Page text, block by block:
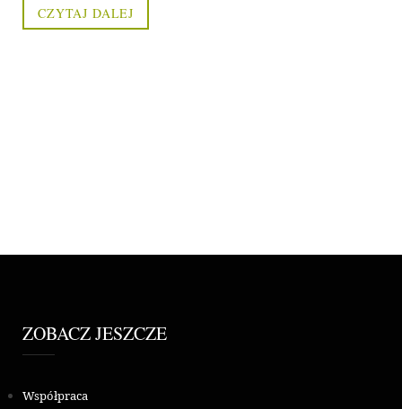
CZYTAJ DALEJ
ZOBACZ JESZCZE
Współpraca